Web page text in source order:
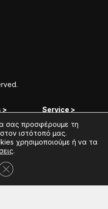
> Service >
Free Download
Add Your Station
σας προσφέρουμε τη
ιστότοπό μας.
χρησιμοποιούμε ή να τα
.
Κλείσιμο του Cookie banner